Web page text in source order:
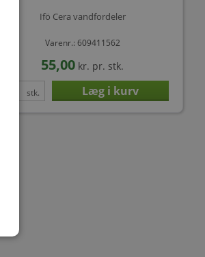
Ifö Cera vandfordeler
Varenr.: 609411562
55,00 kr. pr. stk.
stk.